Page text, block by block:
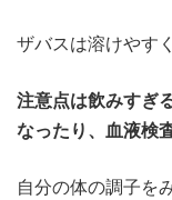
ザバスは溶けやす
注意点は飲みすぎ
なったり、血液検
自分の体の調子を